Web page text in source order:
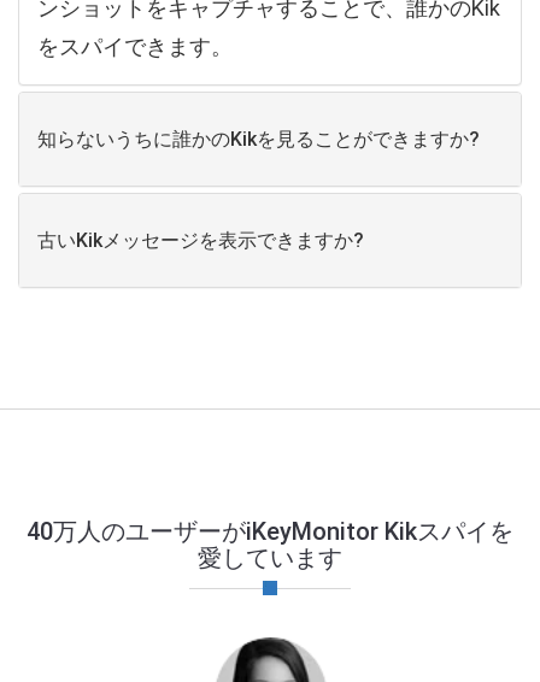
ンショットをキャプチャすることで、誰かのKik
をスパイできます。
知らないうちに誰かのKikを見ることができますか?
古いKikメッセージを表示できますか?
40万人のユーザーがiKeyMonitor Kikスパイを
愛しています